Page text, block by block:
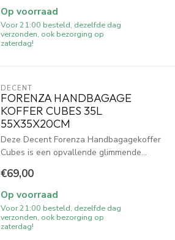
Op voorraad
Voor 21:00 besteld, dezelfde dag
verzonden, ook bezorging op
zaterdag!
DECENT
FORENZA HANDBAGAGE
KOFFER CUBES 35L
55X35X20CM
Deze Decent Forenza Handbagagekoffer
Cubes is een opvallende glimmende...
€69,00
Op voorraad
Voor 21:00 besteld, dezelfde dag
verzonden, ook bezorging op
zaterdag!